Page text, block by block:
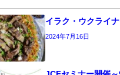
イラク・ウクライ
2024年7月16日